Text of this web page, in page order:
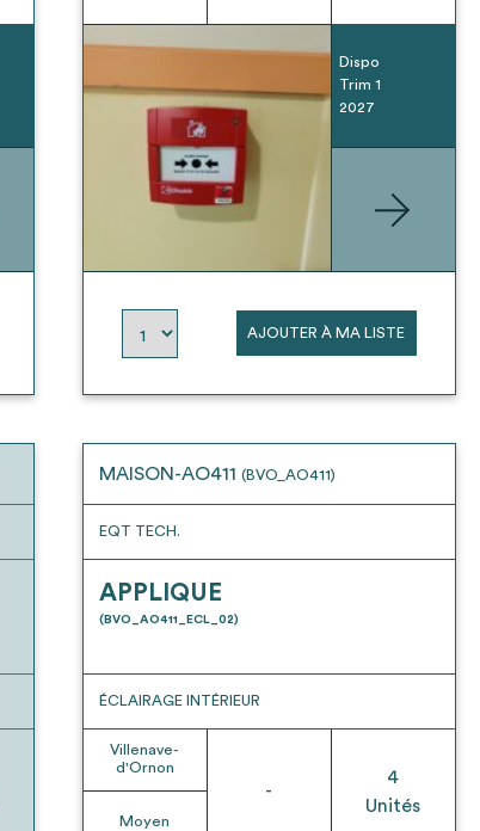
Dispo
Trim 1
2027
AJOUTER À MA LISTE
MAISON-AO411 (BVO_AO411)
EQT TECH.
APPLIQUE
(BVO_AO411_ECL_02)
ÉCLAIRAGE INTÉRIEUR
Villenave-
d'Ornon
Moyen
-
4
Unités